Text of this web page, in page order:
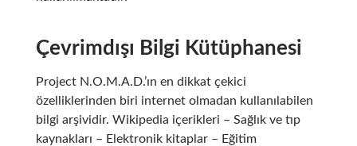
Çevrimdışı Bilgi Kütüphanesi
Project N.O.M.A.D.’ın en dikkat çekici
özelliklerinden biri internet olmadan kullanılabilen
bilgi arşividir. Wikipedia içerikleri – Sağlık ve tıp
kaynakları – Elektronik kitaplar – Eğitim